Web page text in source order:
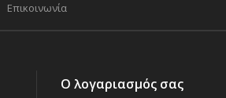
Επικοινωνία
Ο λογαριασμός σας